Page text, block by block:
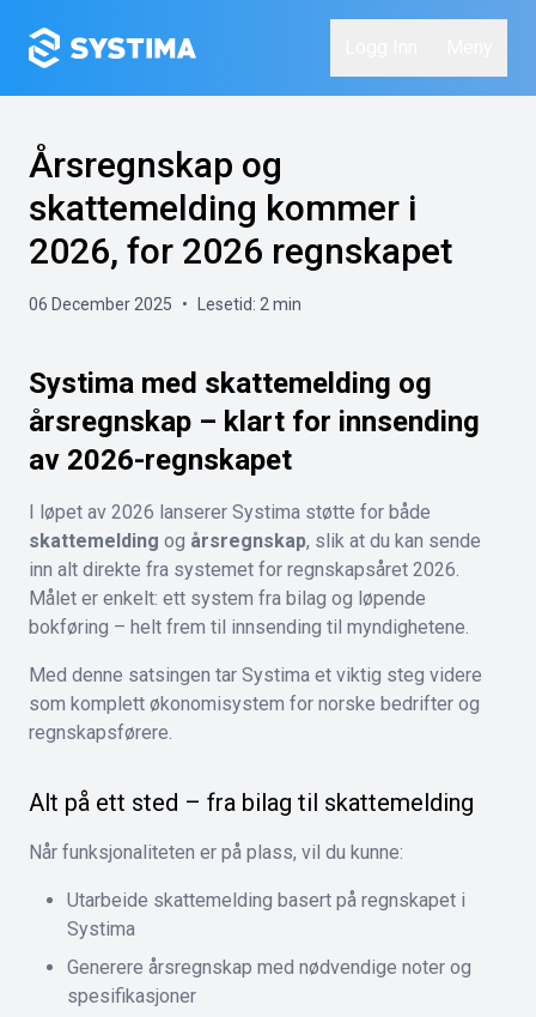
Årsregnskap og
skattemelding kommer i
2026, for 2026 regnskapet
06 December 2025 • Lesetid: 2 min
Systima med skattemelding og
årsregnskap – klart for innsending
av 2026-regnskapet
I løpet av 2026 lanserer Systima støtte for både
skattemelding og årsregnskap, slik at du kan sende
inn alt direkte fra systemet for regnskapsåret 2026.
Målet er enkelt: ett system fra bilag og løpende
bokføring – helt frem til innsending til myndighetene.
Med denne satsingen tar Systima et viktig steg videre
som komplett økonomisystem for norske bedrifter og
regnskapsførere.
Alt på ett sted – fra bilag til skattemelding
Når funksjonaliteten er på plass, vil du kunne:
Utarbeide skattemelding basert på regnskapet i
Systima
Generere årsregnskap med nødvendige noter og
spesifikasjoner